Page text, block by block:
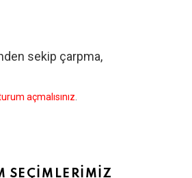
sekip çarpma,
açmalısınız.
SEÇİMLERİMİZ